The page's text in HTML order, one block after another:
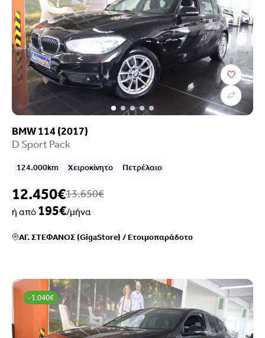
BMW 114 (2017)
D Sport Pack
124.000km Χειροκίνητο Πετρέλαιο
12.450€13.650€
ή από 195€/μήνα
ΑΓ. ΣΤΕΦΑΝΟΣ (GigaStore) /Ετοιμοπαράδοτο
-1.040€